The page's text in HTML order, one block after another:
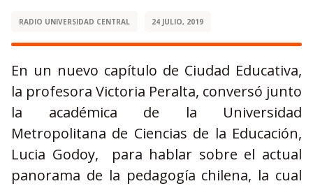
RADIO UNIVERSIDAD CENTRAL 24 JULIO, 2019
En un nuevo capítulo de Ciudad Educativa,
la profesora Victoria Peralta, conversó junto
la académica de la Universidad
Metropolitana de Ciencias de la Educación,
Lucia Godoy, para hablar sobre el actual
panorama de la pedagogía chilena, la cual